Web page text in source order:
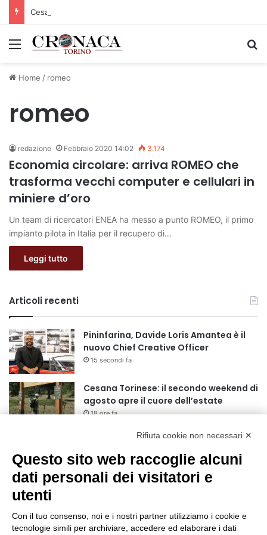
Menu
Home / romeo
romeo
redazione Febbraio 2020 14:02 3.174
Economia circolare: arriva ROMEO che
trasforma vecchi computer e cellulari in
miniere d’oro
Un team di ricercatori ENEA ha messo a punto ROMEO, il primo
impianto pilota in Italia per il recupero di…
Leggi tutto
Articoli recenti
Pininfarina, Davide Loris Amantea è il
nuovo Chief Creative Officer
15 secondi fa
Cesana Torinese: il secondo weekend di
agosto apre il cuore dell’estate
18 ore fa
Siccità: Il Piemonte avvia le procedure
per la richiesta dello stato di calamità
naturale
19 ore fa
precampionato
22 ore fa
Rifiuta cookie non necessari ✕
Questo sito web raccoglie alcuni
dati personali dei visitatori e
utenti
Con il tuo consenso, noi e i nostri partner utilizziamo i cookie e
tecnologie simili per archiviare, accedere ed elaborare i dati